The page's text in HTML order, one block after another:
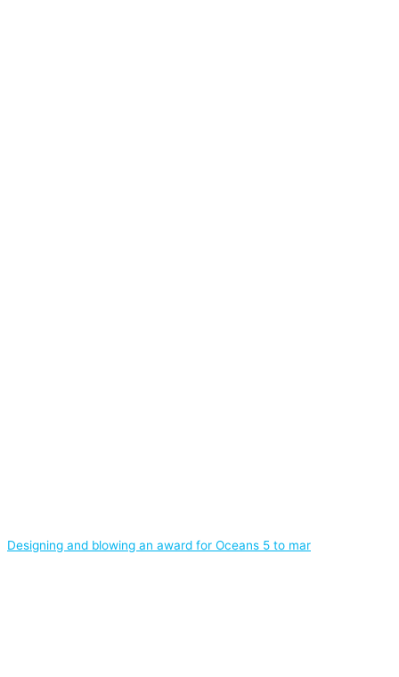
Designing and blowing an award for Oceans 5 to mar